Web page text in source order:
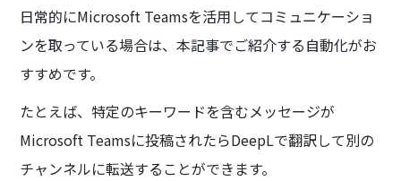
日常的にMicrosoft Teamsを活用してコミュニケーショ
ンを取っている場合は、本記事でご紹介する自動化がお
すすめです。
たとえば、特定のキーワードを含むメッセージが
Microsoft Teamsに投稿されたらDeepLで翻訳して別の
チャンネルに転送することができます。